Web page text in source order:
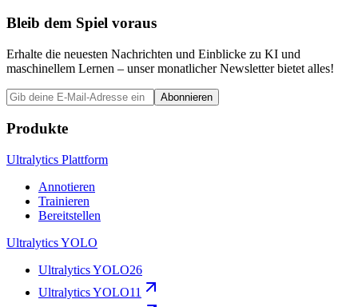
Bleib dem Spiel voraus
Erhalte die neuesten Nachrichten und Einblicke zu KI und
maschinellem Lernen – unser monatlicher Newsletter bietet alles!
Abonnieren
Produkte
Ultralytics Plattform
Annotieren
Trainieren
Bereitstellen
Ultralytics YOLO
Ultralytics YOLO26
Ultralytics YOLO11